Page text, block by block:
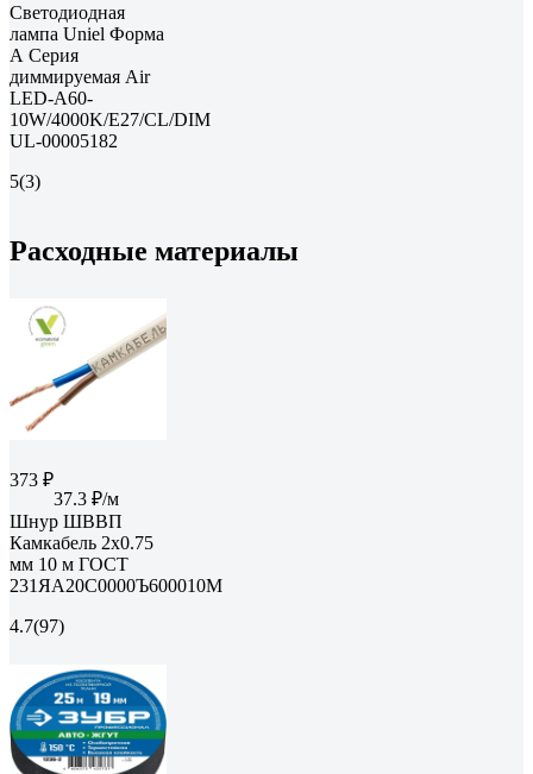
Светодиодная
лампа Uniel Форма
А Серия
диммируемая Air
LED-A60-
10W/4000K/E27/CL/DIM
UL-00005182
5(3)
Расходные материалы
373 ₽
37.3 ₽/м
Шнур ШВВП
Камкабель 2x0.75
мм 10 м ГОСТ
231ЯA20C0000Ъ600010М
4.7(97)